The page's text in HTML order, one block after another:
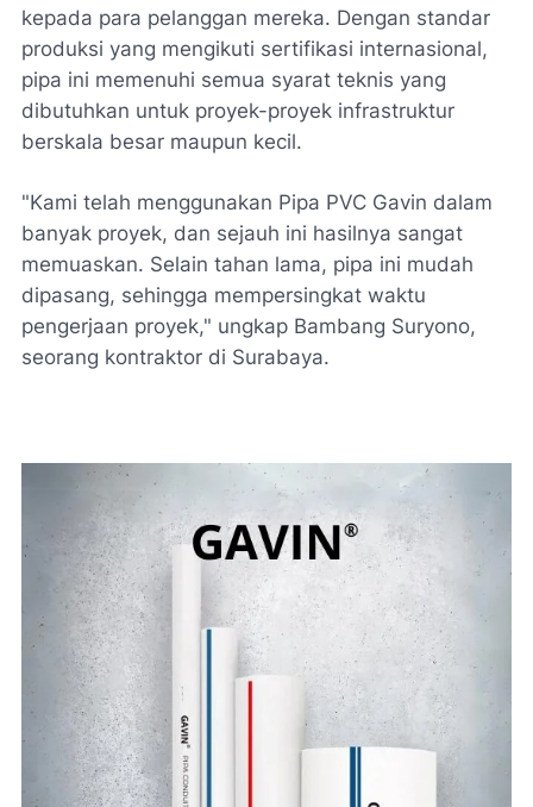
kepada para pelanggan mereka. Dengan standar
produksi yang mengikuti sertifikasi internasional,
pipa ini memenuhi semua syarat teknis yang
dibutuhkan untuk proyek-proyek infrastruktur
berskala besar maupun kecil.
"Kami telah menggunakan Pipa PVC Gavin dalam
banyak proyek, dan sejauh ini hasilnya sangat
memuaskan. Selain tahan lama, pipa ini mudah
dipasang, sehingga mempersingkat waktu
pengerjaan proyek," ungkap Bambang Suryono,
seorang kontraktor di Surabaya.